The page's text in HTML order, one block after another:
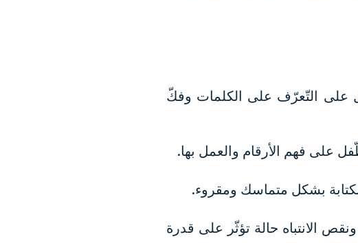
على التّعرّف على الكلمات وفكّ
على فهم الأرقام والعمل بها.
بشكل متماسك ومقروء.
الانتباه حالة تؤثّر على قدرة